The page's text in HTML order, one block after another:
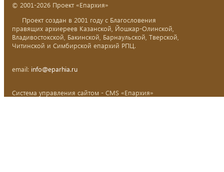
© 2001-2026 Проект «Епархия»
Проект создан в 2001 году с Благословения
правящих архиереев Казанской, Йошкар-Олинской,
Владивостокской, Бакинской, Барнаульской, Тверской,
Читинской и Симбирской епархий РПЦ.
email: info@eparhia.ru
Система управления сайтом - CMS «Епархия»